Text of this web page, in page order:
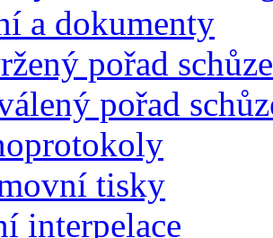
a dokumenty
pořad schůze
pořad
tisky
interpelace